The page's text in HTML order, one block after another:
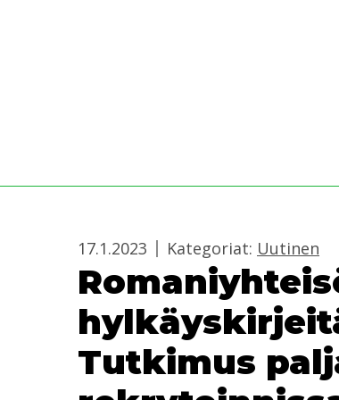
17.1.2023 Kategoriat: Uutinen
Tutkimus